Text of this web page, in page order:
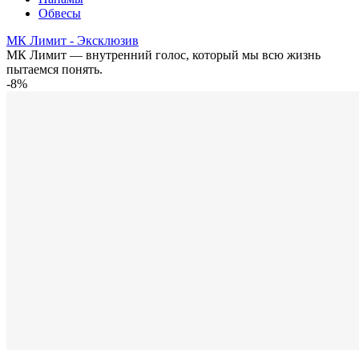
Обвесы
МК Лимит - Эксклюзив
МК Лимит — внутренний голос, который мы всю жизнь
пытаемся понять.
-8%